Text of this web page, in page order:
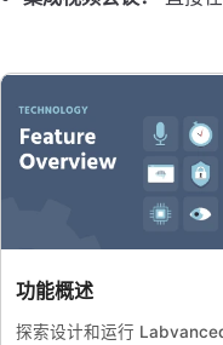
功能概述
探索设计和运行